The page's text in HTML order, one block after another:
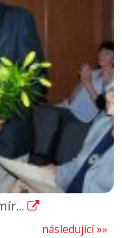
následující »»